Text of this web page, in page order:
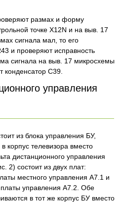
размах и форму
точке X12N и на выв. 17
сигнала мал, то его
и проверяют исправность
сигнала на выв. 17 микросхемы
конденсатор С39.
управления
из блока управления БУ,
корпус телевизора вместо
дистанционного управления
2) состоит из двух плат:
местного управления А7.1 и
управления А7.2. Обе
в тот же корпус БУ вместо